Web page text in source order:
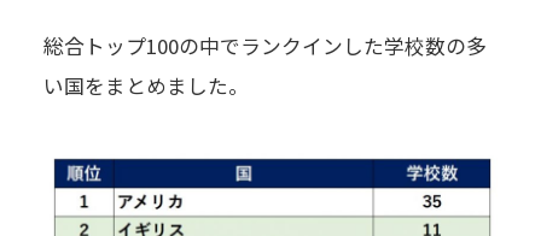
総合トップ100の中でランクインした学校数の多
い国をまとめました。